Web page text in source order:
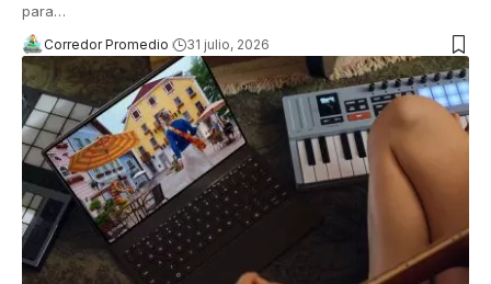
para…
Corredor Promedio 31 julio, 2026